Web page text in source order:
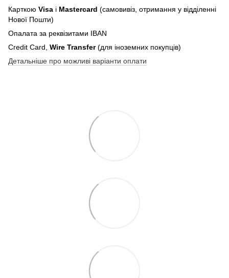
Карткою Visa і Mastercard (самовивіз, отримання у відділенні
Нової Пошти)
Опалата за реквізитами IBAN
Credit Card, Wire Transfer(для іноземних покупців)
Детальніше про можливі варіанти оплати